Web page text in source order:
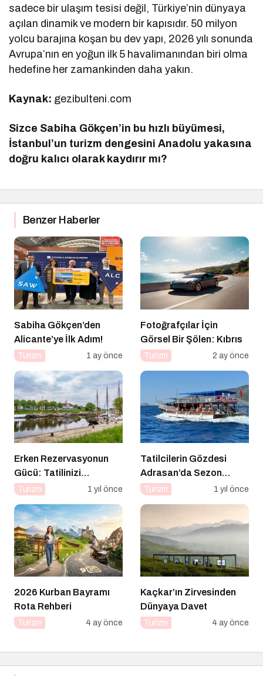
sadece bir ulaşım tesisi değil, Türkiye’nin dünyaya
açılan dinamik ve modern bir kapısıdır. 50 milyon
yolcu barajına koşan bu dev yapı, 2026 yılı sonunda
Avrupa’nın en yoğun ilk 5 havalimanından biri olma
hedefine her zamankinden daha yakın.
Kaynak: gezibulteni.com
Sizce Sabiha Gökçen’in bu hızlı büyümesi,
İstanbul’un turizm dengesini Anadolu yakasına
doğru kalıcı olarak kaydırır mı?
Benzer Haberler
Sabiha Gökçen’den
Alicante’ye İlk Adım!
Turizm 1 ay önce
Fotoğrafçılar İçin
Görsel Bir Şölen: Kıbrıs
Turizm 2 ay önce
Erken Rezervasyonun
Gücü: Tatilinizi
Planlayın, Avantajları
Turizm 1 yıl önce
Tatilcilerin Gözdesi
Adrasan’da Sezon
Açıldı!
Turizm 1 yıl önce
2026 Kurban Bayramı
Rota Rehberi
Turizm 4 ay önce
Kaçkar’ın Zirvesinden
Dünyaya Davet
Turizm 4 ay önce